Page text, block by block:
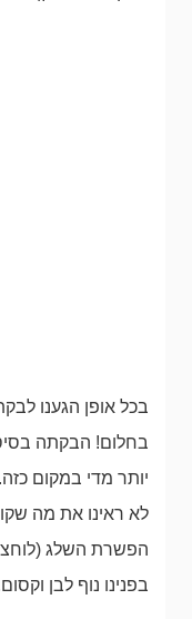
בכל אופן הגענו
בחלום! הבקתה
יותר מדי במקום
לא ראינו את מה
הפשרת השלג
בפנינו נוף לבן